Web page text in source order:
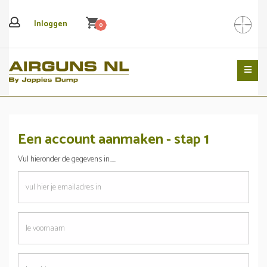
Inloggen shopping_cart0 Search
Een account aanmaken - stap 1
Vul hieronder de gegevens in.....
emailadres
Je
voornaam
Je